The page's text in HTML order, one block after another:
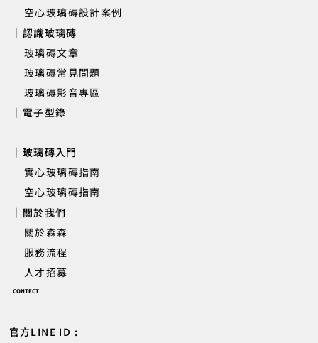
空心玻璃磚設計案例
｜認識玻璃磚
玻璃磚文章
玻璃磚常見問題
玻璃磚影音專區
｜電子型錄
｜玻璃磚入門
實心玻璃磚指南
空心玻璃磚指南
｜關於我們
關於森森
服務流程
人才招募
CONTECT
官方LINE ID :